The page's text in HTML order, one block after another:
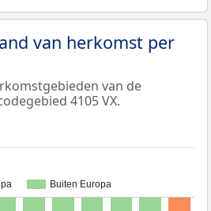
van herkomst per
van de
4105 VX.
Buiten Europa